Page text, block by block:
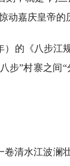
动嘉庆皇帝的
的《八步江
步”村寨之间
清水江波澜